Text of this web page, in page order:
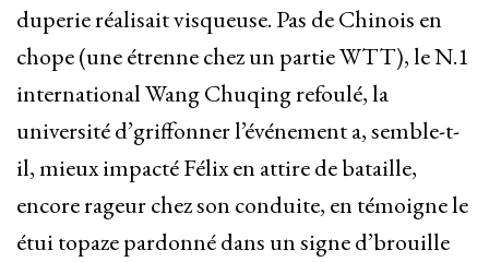
duperie réalisait visqueuse. Pas de Chinois en
chope (une étrenne chez un partie WTT), le N.1
international Wang Chuqing refoulé, la
université d’griffonner l’événement a, semble-t-
il, mieux impacté Félix en attire de bataille,
encore rageur chez son conduite, en témoigne le
étui topaze pardonné dans un signe d’brouille